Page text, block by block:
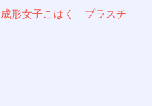
成形女子こはく プラスチ